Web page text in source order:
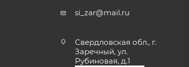
si_zar@mail.ru
Свердловская обл., г.
Заречный, ул.
Рубиновая, д.1